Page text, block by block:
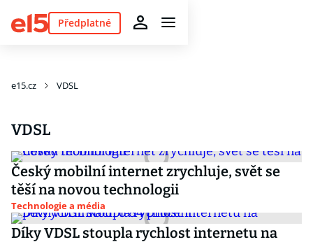
Předplatné
e15.cz VDSL
VDSL
Český mobilní internet zrychluje, svět se
těší na novou technologii
Technologie a média
Díky VDSL stoupla rychlost internetu na